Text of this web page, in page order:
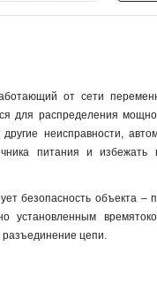
от сети
для распределения
неисправности,
питания и
безопасность объекта –
установленным
разъединение цепи.